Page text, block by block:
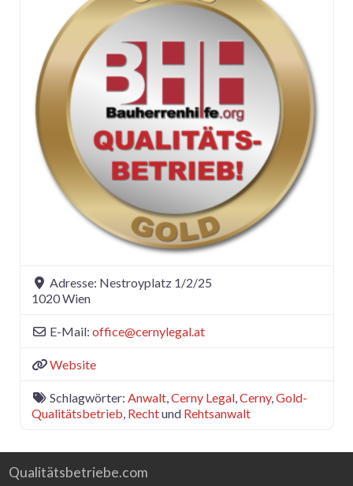
Adresse: Nestroyplatz 1/2/25
1020Wien
E-Mail: office@cernylegal.at
Website
Schlagwörter: Anwalt, Cerny Legal, Cerny, Gold-
Qualitätsbetrieb Rechtund Rehtsanwalt
Qualitätsbetriebe.com